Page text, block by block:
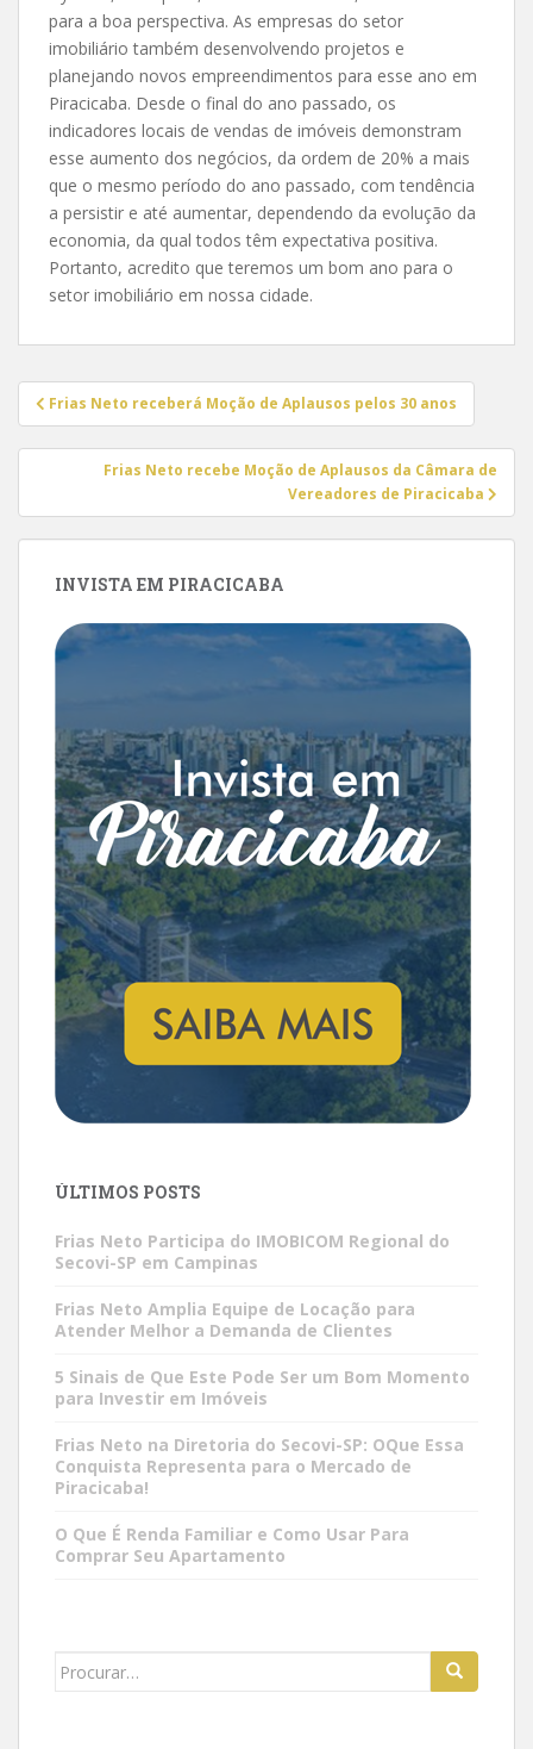
para a boa perspectiva. As empresas do setor
imobiliário também desenvolvendo projetos e
planejando novos empreendimentos para esse ano em
Piracicaba. Desde o final do ano passado, os
indicadores locais de vendas de imóveis demonstram
esse aumento dos negócios, da ordem de 20% a mais
que o mesmo período do ano passado, com tendência
a persistir e até aumentar, dependendo da evolução da
economia, da qual todos têm expectativa positiva.
Portanto, acredito que teremos um bom ano para o
setor imobiliário em nossa cidade.
Navegação
de
Post
Frias Neto receberá Moção de Aplausos pelos 30 anos
Frias Neto recebe Moção de Aplausos da Câmara de
Vereadores de Piracicaba
INVISTA EM PIRACICABA
ÚLTIMOS POSTS
Frias Neto Participa do IMOBICOM Regional do
Secovi-SP em Campinas
Frias Neto Amplia Equipe de Locação para
Atender Melhor a Demanda de Clientes
5 Sinais de Que Este Pode Ser um Bom Momento
para Investir em Imóveis
Frias Neto na Diretoria do Secovi-SP: OQue Essa
Conquista Representa para o Mercado de
Piracicaba!
O Que É Renda Familiar e Como Usar Para
Comprar Seu Apartamento
Search